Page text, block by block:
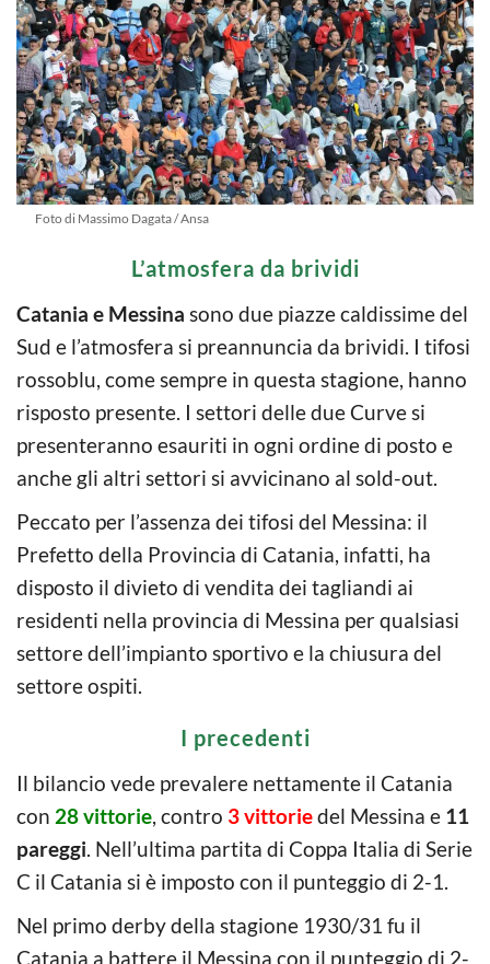
Foto di Massimo Dagata / Ansa
L’atmosfera da brividi
Catania e Messina sono due piazze caldissime del
Sud e l’atmosfera si preannuncia da brividi. I tifosi
rossoblu, come sempre in questa stagione, hanno
risposto presente. I settori delle due Curve si
presenteranno esauriti in ogni ordine di posto e
anche gli altri settori si avvicinano al sold-out.
Peccato per l’assenza dei tifosi del Messina: il
Prefetto della Provincia di Catania, infatti, ha
disposto il divieto di vendita dei tagliandi ai
residenti nella provincia di Messina per qualsiasi
settore dell’impianto sportivo e la chiusura del
settore ospiti.
I precedenti
Il bilancio vede prevalere nettamente il Catania
con 28 vittorie, contro 3 vittoriedel Messina e 11
pareggi. Nell’ultima partita di Coppa Italia di Serie
C il Catania si è imposto con il punteggio di 2-1.
Nel primo derby della stagione 1930/31 fu il
Catania a battere il Messina con il punteggio di 2-